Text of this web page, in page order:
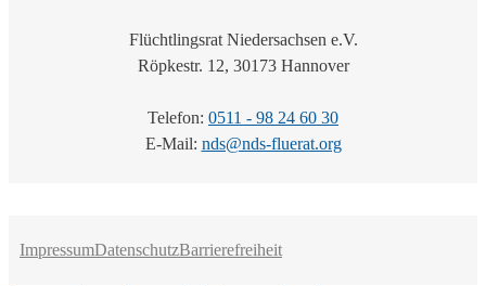
Flüchtlingsrat Niedersachsen e.V.
Röpkestr. 12, 30173 Hannover
Telefon: 0511 - 98 24 60 30
E-Mail: nds@nds-fluerat.org
ImpressumDatenschutzBarrierefreiheit